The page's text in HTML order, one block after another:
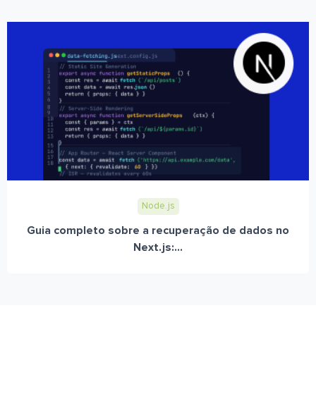
Node.js
Guia completo sobre a recuperação de dados no
Next.js:...